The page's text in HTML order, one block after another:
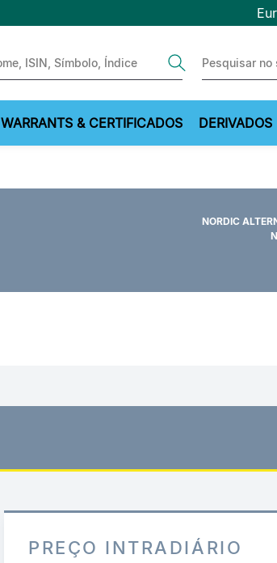
WARRANTS & CERTIFICADOS DERIVADOS
NORDIC
PREÇO INTRADIÁRIO